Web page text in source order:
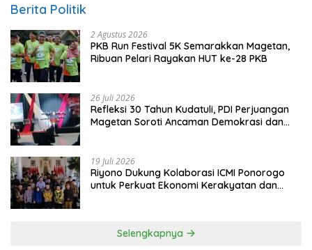
Berita Politik
2 Agustus 2026
PKB Run Festival 5K Semarakkan Magetan,
Ribuan Pelari Rayakan HUT ke-28 PKB
26 Juli 2026
Refleksi 30 Tahun Kudatuli, PDI Perjuangan
Magetan Soroti Ancaman Demokrasi dan
19 Juli 2026
Riyono Dukung Kolaborasi ICMI Ponorogo
untuk Perkuat Ekonomi Kerakyatan dan
Selengkapnya